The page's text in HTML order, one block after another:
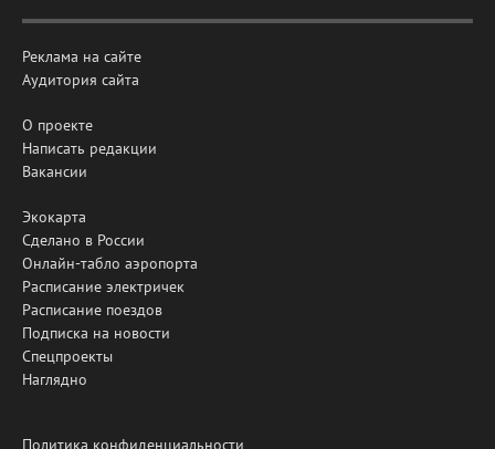
Реклама на сайте
Аудитория сайта
О проекте
Написать редакции
Вакансии
Экокарта
Сделано в России
Онлайн-табло аэропорта
Расписание электричек
Расписание поездов
Подписка на новости
Спецпроекты
Наглядно
Политика конфиденциальности